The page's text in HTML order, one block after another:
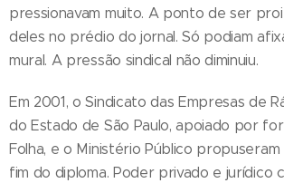
pressionavam muito. A ponto de ser
deles no prédio do jornal. Só podiam
mural. A pressão sindical não diminuiu.
Em 2001, o Sindicato das Empresas de
do Estado de São Paulo, apoiado por
Folha, e o Ministério Público
fim do diploma. Poder privado e jurídico